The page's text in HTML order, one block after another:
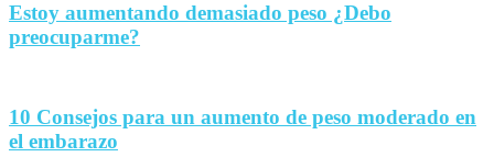
Estoy aumentando demasiado peso ¿Debo
preocuparme?
10 Consejos para un aumento de peso moderado en
el embarazo